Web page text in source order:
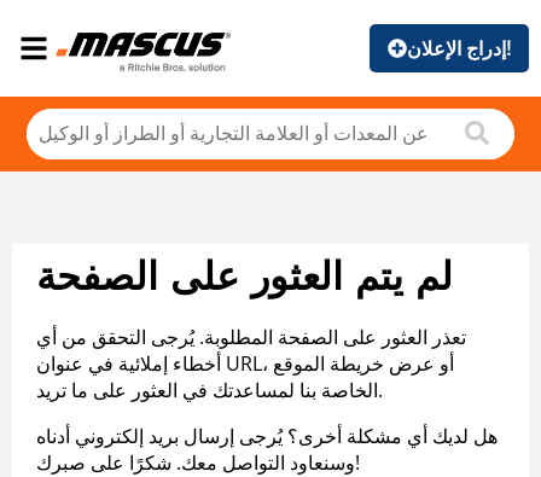
إدراج الإعلان!
لم يتم العثور على الصفحة
تعذر العثور على الصفحة المطلوبة. يُرجى التحقق من أي
أخطاء إملائية في عنوان URL، أو عرض خريطة الموقع
الخاصة بنا لمساعدتك في العثور على ما تريد.
هل لديك أي مشكلة أخرى؟ يُرجى إرسال بريد إلكتروني أدناه
وسنعاود التواصل معك. شكرًا على صبرك!